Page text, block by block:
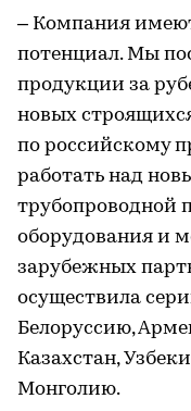
– Компания
потенциал. Мы
продукции за
новых
по российскому
работать над
трубопроводной
оборудования и
зарубежных
осуществила
Белоруссию,
Казахстан,
Монголию.